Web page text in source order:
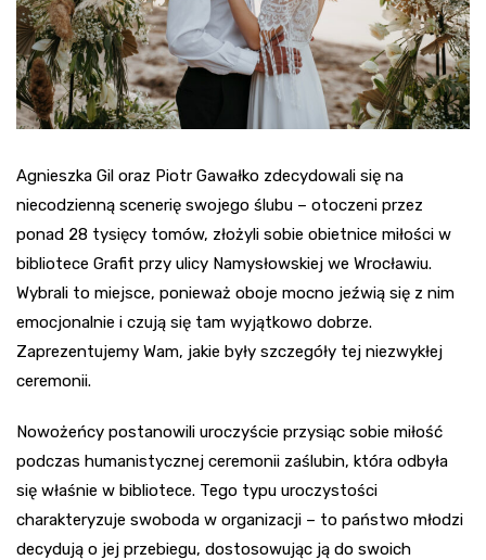
Agnieszka Gil oraz Piotr Gawałko zdecydowali się na
niecodzienną scenerię swojego ślubu – otoczeni przez
ponad 28 tysięcy tomów, złożyli sobie obietnice miłości w
bibliotece Grafit przy ulicy Namysłowskiej we Wrocławiu.
Wybrali to miejsce, ponieważ oboje mocno jeźwią się z nim
emocjonalnie i czują się tam wyjątkowo dobrze.
Zaprezentujemy Wam, jakie były szczegóły tej niezwykłej
ceremonii.
Nowożeńcy postanowili uroczyście przysiąc sobie miłość
podczas humanistycznej ceremonii zaślubin, która odbyła
się właśnie w bibliotece. Tego typu uroczystości
charakteryzuje swoboda w organizacji – to państwo młodzi
decydują o jej przebiegu, dostosowując ją do swoich